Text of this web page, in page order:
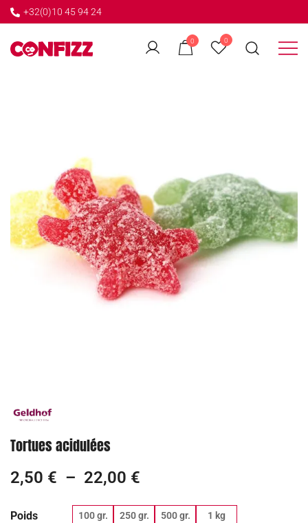
+32(0)10 45 94 24
0 0
← GO BACK
Tortues acidulées
2,50 € – 22,00 €
Poids 100 gr. 250 gr. 500 gr. 1 kg